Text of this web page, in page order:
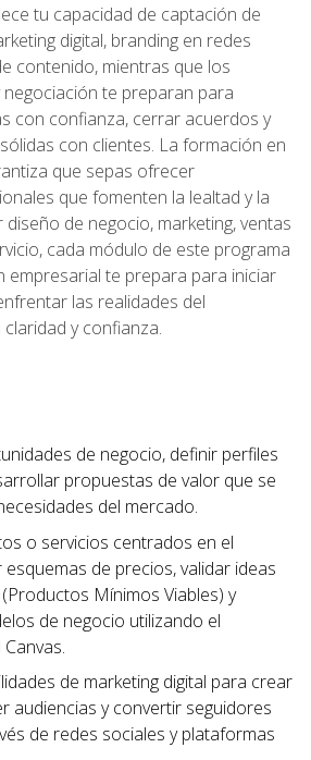
tu capacidad de captación de
digital, branding en redes
contenido, mientras que los
te preparan para
con confianza, cerrar acuerdos y
con clientes. La formación en
que sepas ofrecer
que fomenten la lealtad y la
de negocio, marketing, ventas
cada módulo de este programa
empresarial te prepara para iniciar
las realidades del
y confianza.
de negocio, definir perfiles
propuestas de valor que se
del mercado.
o servicios centrados en el
de precios, validar ideas
Mínimos Viables) y
de negocio utilizando el
de marketing digital para crear
audiencias y convertir seguidores
de redes sociales y plataformas